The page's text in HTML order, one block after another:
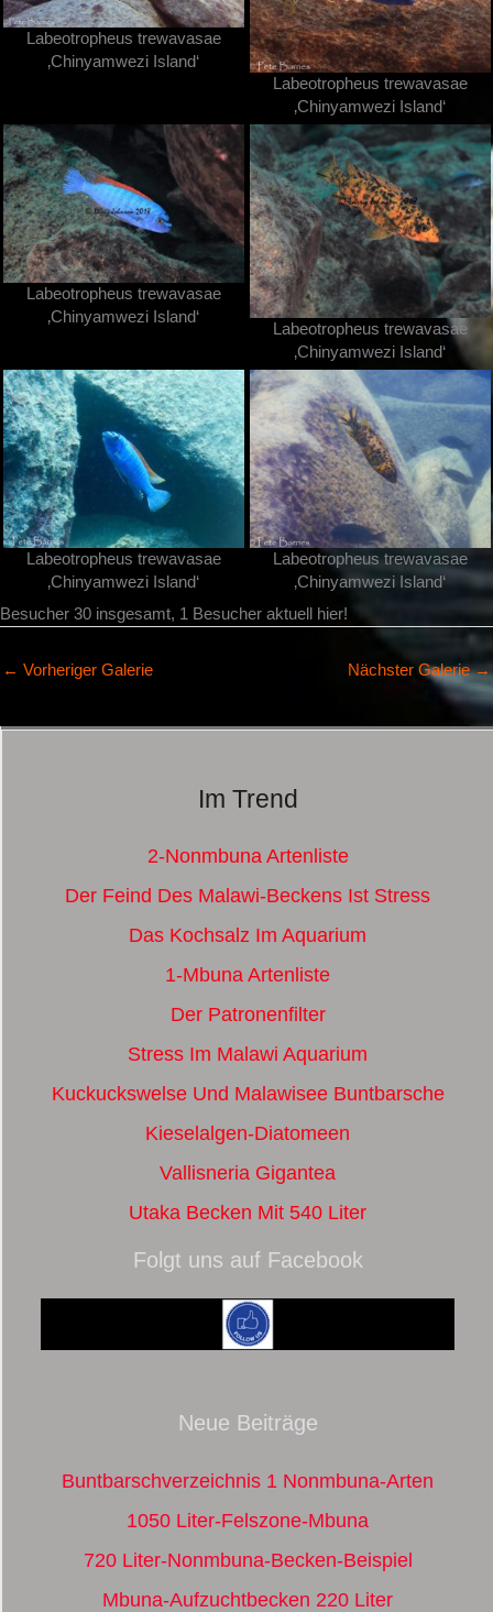
Labeotropheus trewavasae
‚Chinyamwezi Island‘
Labeotropheus trewavasae
‚Chinyamwezi Island‘
Labeotropheus trewavasae
‚Chinyamwezi Island‘
Labeotropheus trewavasae
‚Chinyamwezi Island‘
Labeotropheus trewavasae
‚Chinyamwezi Island‘
Labeotropheus trewavasae
‚Chinyamwezi Island‘
Besucher 30 insgesamt, 1 Besucher aktuell hier!
← Vorheriger Galerie Nächster Galerie→
Im Trend
2-Nonmbuna Artenliste
Der Feind Des Malawi-Beckens Ist Stress
Das Kochsalz Im Aquarium
1-Mbuna Artenliste
Der Patronenfilter
Stress Im Malawi Aquarium
Kuckuckswelse Und Malawisee Buntbarsche
Kieselalgen-Diatomeen
Vallisneria Gigantea
Utaka Becken Mit 540 Liter
Folgt uns auf Facebook
Neue Beiträge
Buntbarschverzeichnis 1 Nonmbuna-Arten
1050 Liter-Felszone-Mbuna
720 Liter-Nonmbuna-Becken-Beispiel
Mbuna-Aufzuchtbecken 220 Liter